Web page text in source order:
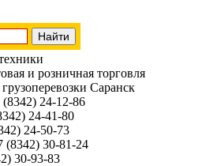
и розничная торговля
Саранск
(8342) 24-12-86
24-41-80
24-50-73
(8342) 30-81-24
30-93-83